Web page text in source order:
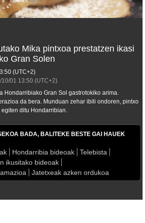
Mika pintxoa prestatzen ikasi
Gran Solen
(UTC+2)
01 13:50 (UTC+2)
Hondarribiako Gran Sol gastrotokiko arima.
da bera. Munduan zehar ibili ondoren, pintxo
ditu Hondarribian.
BADA, BALITEKE BESTE GAI HAUEK
Hondarribia bideoak
Telebista
ikusitako bideoak
Jatetxeak azken ordukoa